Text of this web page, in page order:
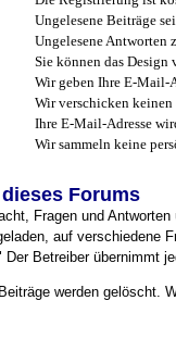
Ungelesene Beiträge
Ungelesene Antworten
Sie können das Design
Wir geben Ihre E-Mail-
Wir verschicken keinen
Ihre E-Mail-Adresse
Wir sammeln keine
Forums
Fragen und
auf verschiedene
Betreiber übernimmt
werden gelöscht.